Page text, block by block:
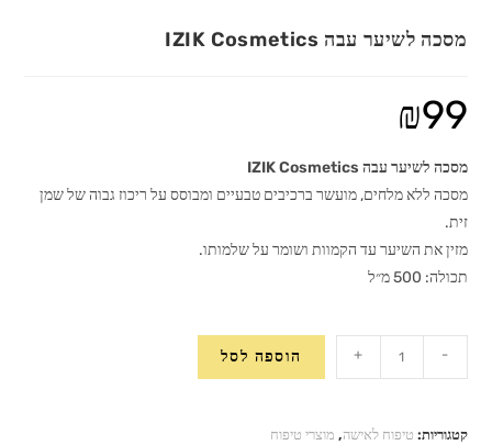
מסכה לשיער עבה IZIK Cosmetics
₪99
מסכה לשיער עבה IZIK Cosmetics
מסכה ללא מלחים, מועשר ברכיבים טבעיים ומבוסס על ריכוז גבוה של שמן
זית.
מזין את השיער עד הקמוות ושומר על שלמותו.
תכולה: 500 מ״ל
של
לשיער
-
+ הוספה לסל
קטגוריות: טיפוח לאישה, מוצרי טיפוח